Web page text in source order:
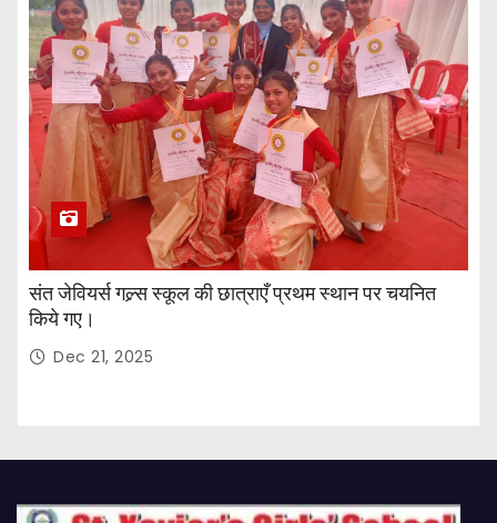
संत जेवियर्स गल्र्स स्कूल की छात्र‌ाएँ प्रथम स्थान पर चयनित
किये गए।
Dec 21, 2025